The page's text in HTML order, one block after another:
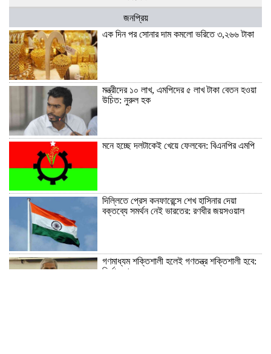
জনপ্রিয়
এক দিন পর সোনার দাম কমলো ভরিতে ৩,২৬৬ টাকা
মন্ত্রীদের ১০ লাখ, এমপিদের ৫ লাখ টাকা বেতন হওয়া
উচিত: নুরুল হক
মনে হচ্ছে দলটাকেই খেয়ে ফেলবেন: বিএনপির এমপি
দিল্লিতে প্রেস কনফারেন্সে শেখ হাসিনার দেয়া
বক্তব্যে সমর্থন নেই ভারতের: রণধীর জয়সওয়াল
গণমাধ্যম শক্তিশালী হলেই গণতন্ত্র শক্তিশালী হবে:
মির্জা ফখরুল